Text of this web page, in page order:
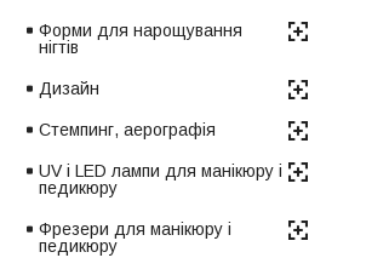
Форми для нарощування
нігтів
Дизайн
Стемпинг, аерографія
UV і LED лампи для манікюру і
педикюру
Фрезери для манікюру і
педикюру